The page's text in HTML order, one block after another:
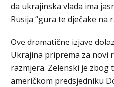
da ukrajinska vlada ima
Rusija “gura te dječake na
Ove dramatične izjave
Ukrajina priprema za novi
razmjera. Zelenski je
američkom predsjedniku